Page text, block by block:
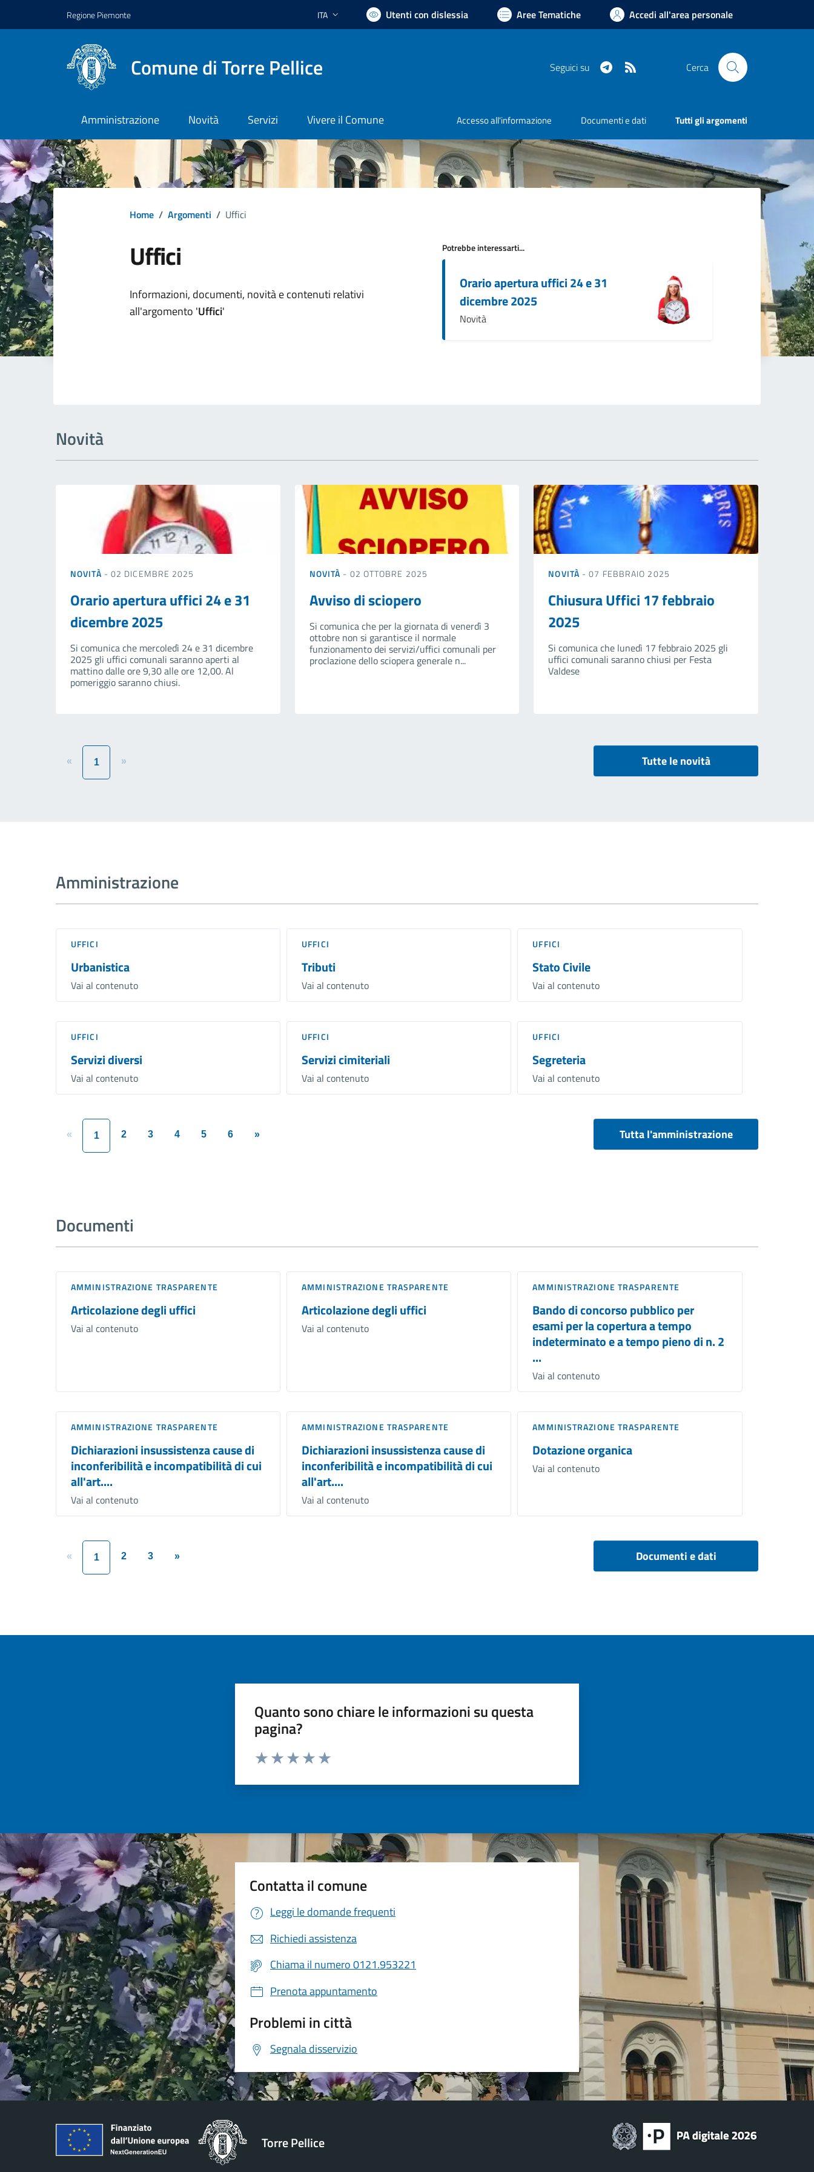
Regione Piemonte Lingua attiva:
ITA Utenti con dislessia Aree Tematiche Accedi all'area personale
Comune di Torre Pellice Seguici su Telegram Cerca
Amministrazione Novità Servizi Vivere il Comune Accesso all'informazione Documenti e dati Tutti gli argomenti
Home / Argomenti / Uffici
Uffici
Dettagli argomento
Informazioni, documenti, novità e contenuti relativi
all'argomento 'Uffici'
Potrebbe interessarti...
Orario apertura uffici 24 e 31
dicembre 2025
Novità
Novità
NOVITÀ - 02 DICEMBRE 2025
Orario apertura uffici 24 e 31
dicembre 2025
Si comunica che mercoledì 24 e 31 dicembre
2025 gli uffici comunali saranno aperti al
mattino dalle ore 9,30 alle ore 12,00. Al
pomeriggio saranno chiusi.
NOVITÀ - 02 OTTOBRE 2025
Avviso di sciopero
Si comunica che per la giornata di venerdì 3
ottobre non si garantisce il normale
funzionamento dei servizi/uffici comunali per
proclazione dello sciopera generale n...
NOVITÀ - 07 FEBBRAIO 2025
Chiusura Uffici 17 febbraio
2025
Si comunica che lunedì 17 febbraio 2025 gli
uffici comunali saranno chiusi per Festa
Valdese
« 1 » Tutte le novità
Amministrazione
UFFICI
Urbanistica
Vai al contenuto
UFFICI
Tributi
Vai al contenuto
UFFICI
Stato Civile
Vai al contenuto
UFFICI
Servizi diversi
Vai al contenuto
UFFICI
Servizi cimiteriali
Vai al contenuto
UFFICI
Segreteria
Vai al contenuto
« 1 2 3 4 5 6 » Tutta l'amministrazione
Documenti
AMMINISTRAZIONE TRASPARENTE
Articolazione degli uffici
Vai al contenuto
AMMINISTRAZIONE TRASPARENTE
Articolazione degli uffici
Vai al contenuto
AMMINISTRAZIONE TRASPARENTE
Bando di concorso pubblico per
esami per la copertura a tempo
indeterminato e a tempo pieno di n. 2
...
Vai al contenuto
AMMINISTRAZIONE TRASPARENTE
Dichiarazioni insussistenza cause di
inconferibilità e incompatibilità di cui
all'art....
Vai al contenuto
AMMINISTRAZIONE TRASPARENTE
Dichiarazioni insussistenza cause di
inconferibilità e incompatibilità di cui
all'art....
Vai al contenuto
AMMINISTRAZIONE TRASPARENTE
Dotazione organica
Vai al contenuto
« 1 2 3 » Documenti e dati
Quanto sono chiare le informazioni su questa
pagina?
Valuta da 1 a 5 stelle la pagina
Contatta il comune
Leggi le domande frequenti
Richiedi assistenza
Chiama il numero 0121.953221
Prenota appuntamento
Problemi in città
Segnala disservizio
Torre Pellice